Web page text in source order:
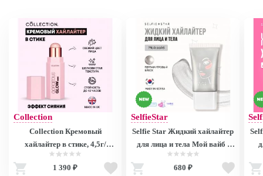
Collection
Collection Кремовый
хайлайтер в стике, 4,5г/
Gorgeous Glow Sticks
Highlight V7585 V7585
1 390 ₽
SelfieStar
Selfie Star Жидкий хайлайтер
для лица и тела Мой вайб /
LIQUID HIGHLIGHTER
WOW glow My Vibe SSH02 ,
680 ₽